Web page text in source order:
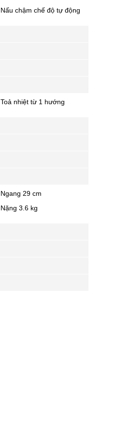
Nấu chậm chế độ tự động
Toả nhiệt từ 1 hướng
Ngang 29 cm
Nặng 3.6 kg